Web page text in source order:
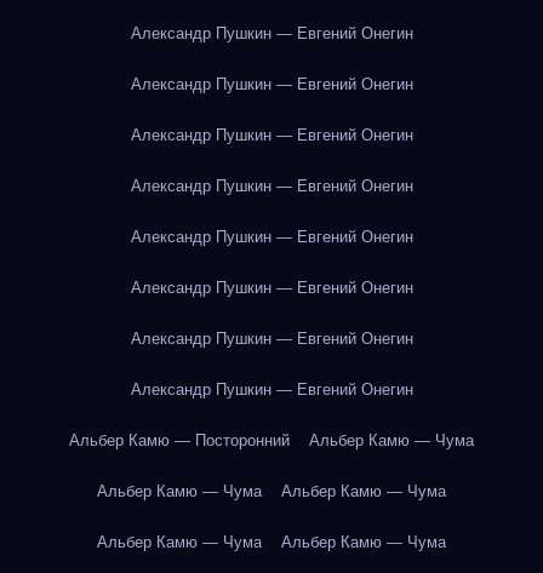
Александр Пушкин — Евгений Онегин
Александр Пушкин — Евгений Онегин
Александр Пушкин — Евгений Онегин
Александр Пушкин — Евгений Онегин
Александр Пушкин — Евгений Онегин
Александр Пушкин — Евгений Онегин
Александр Пушкин — Евгений Онегин
Александр Пушкин — Евгений Онегин
Альбер Камю — Посторонний Альбер Камю — Чума
Альбер Камю — Чума Альбер Камю — Чума
Альбер Камю — Чума Альбер Камю — Чума